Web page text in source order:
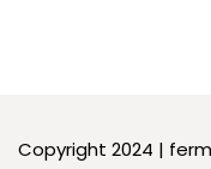
Copyright 2024 |